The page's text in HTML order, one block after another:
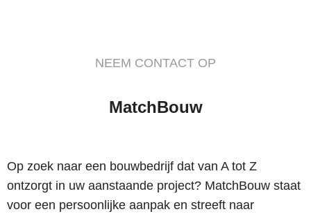
NEEM CONTACT OP
MatchBouw
Op zoek naar een bouwbedrijf dat van A tot Z
ontzorgt in uw aanstaande project? MatchBouw staat
voor een persoonlijke aanpak en streeft naar